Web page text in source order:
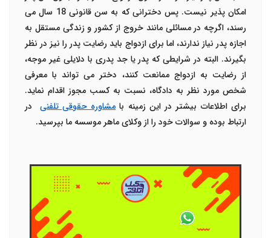
امکان پذیر نیست. پس دخترانی که به سن قانونی 18 سال می
رسند، اگرچه در مسائلی مانند خروج از کشور و زندگی مستقل به
اجازه پدر نیاز ندارند، اما برای ازدواج باید رضایت پدر را نیز در نظر
بگیرند. البته در شرایطی که پدر یا جد پدری با دلایلی غیر موجه،
از رضایت به ازدواج ممانعت کنند، دختر می تواند با معرفی
شخص مورد نظر به دادگاه، نسبت به کسب مجوز اقدام نماید.
برای اطلاعات بیشتر در این زمینه بامشاوره حقوقی تلفنی
در
ارتباط بوده و سوالات خود را از وکلای ماهر موسسه ما بپرسید.